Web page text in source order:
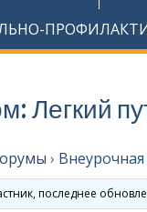
Легкий
›
последнее